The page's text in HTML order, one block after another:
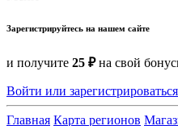
Зарегистрируйтесь на нашем сайте
и получите 25 ₽на свой
Войти или зарегистрироваться
Главная Карта регионов